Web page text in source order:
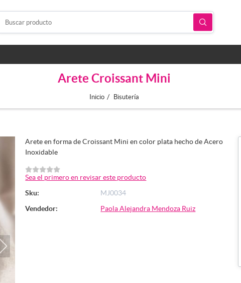
Arete Croissant Mini
Inicio / Bisutería
Arete en forma de Croissant Mini en color plata hecho de Acero
Inoxidable
Sea el primero en revisar este producto
Sku:
MJ0034
Vendedor:
Paola Alejandra Mendoza Ruiz